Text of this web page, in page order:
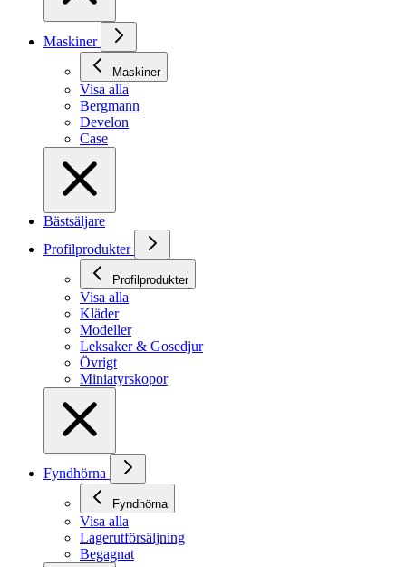
Maskiner
Maskiner
Visa alla
Bergmann
Develon
Case
Bästsäljare
Profilprodukter
Profilprodukter
Visa alla
Kläder
Modeller
Leksaker & Gosedjur
Övrigt
Miniatyrskopor
Fyndhörna
Fyndhörna
Visa alla
Lagerutförsäljning
Begagnat